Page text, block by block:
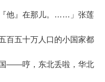
他』在那儿。……」张莲
百五十万人口的小国家都
——哼，东北丢啦，华北